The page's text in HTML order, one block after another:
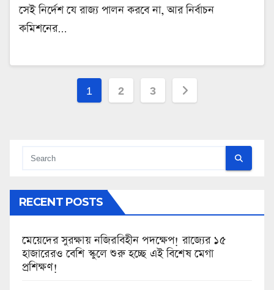
সেই নির্দেশ যে রাজ্য পালন করবে না, আর নির্বাচন
কমিশনের…
Posts
1 2 3
RECENT POSTS
মেয়েদের সুরক্ষায় নজিরবিহীন পদক্ষেপ! রাজ্যের ১৫
হাজারেরও বেশি স্কুলে শুরু হচ্ছে এই বিশেষ মেগা
প্রশিক্ষণ!